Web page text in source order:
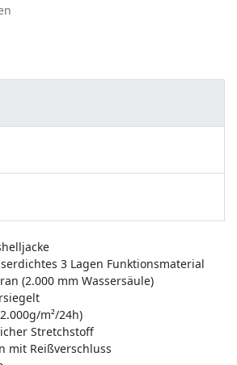
3 Lagen Funktionsmaterial
(2.000 mm Wassersäule)
m²/24h)
Stretchstoff
mit Reißverschluss